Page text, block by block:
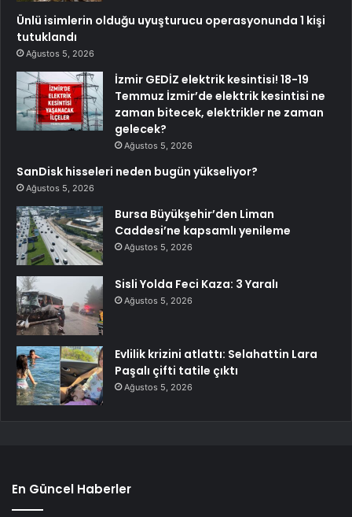
Ünlü isimlerin olduğu uyuşturucu operasyonunda 1 kişi
tutuklandı
Ağustos 5, 2026
İzmir GEDİZ elektrik kesintisi! 18-19
Temmuz İzmir’de elektrik kesintisi ne
zaman bitecek, elektrikler ne zaman
gelecek?
Ağustos 5, 2026
SanDisk hisseleri neden bugün yükseliyor?
Ağustos 5, 2026
Bursa Büyükşehir’den Liman
Caddesi’ne kapsamlı yenileme
Ağustos 5, 2026
Sisli Yolda Feci Kaza: 3 Yaralı
Ağustos 5, 2026
Evlilik krizini atlattı: Selahattin Lara
Paşalı çifti tatile çıktı
Ağustos 5, 2026
En Güncel Haberler